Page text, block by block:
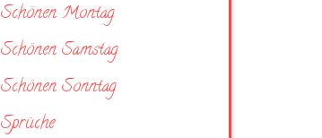
Schönen Montag
Schönen Samstag
Schönen Sonntag
Sprüche